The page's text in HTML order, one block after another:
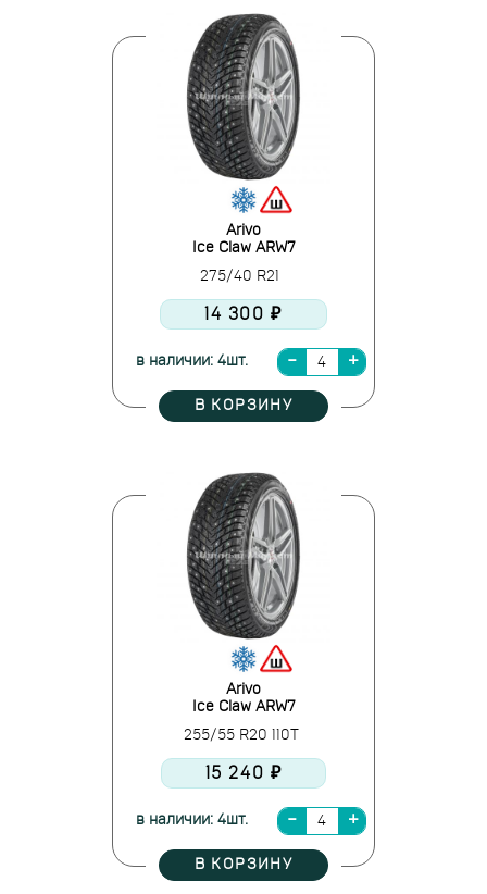
Arivo
Ice Claw ARW7
275/40 R21
14 300 ₽
в наличии: 4шт.
В КОРЗИНУ
Arivo
Ice Claw ARW7
255/55 R20 110T
15 240 ₽
в наличии: 4шт.
В КОРЗИНУ